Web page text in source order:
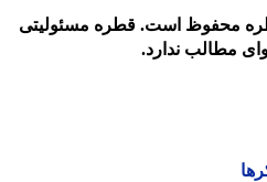
است. قطره مسئولیتی
مطالب ندارد.